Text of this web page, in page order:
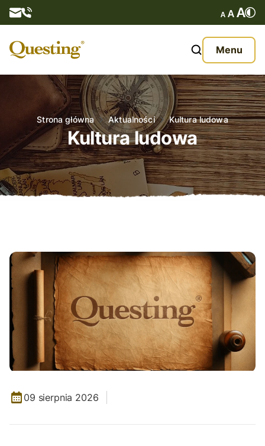
Menu
O nas
Oferta
Aktualności
Kontakt
Strona główna Aktualności Kultura ludowa
Kultura ludowa
09 sierpnia 2026